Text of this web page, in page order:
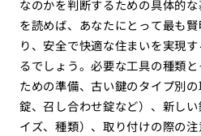
なのかを判断するための具体的
を読めば、あなたにとって最も
り、安全で快適な住まいを実現
るでしょう。必要な工具の種類
ための準備、古い鍵のタイプ別
錠、召し合わせ錠など）、新し
イズ、種類）、取り付けの際の